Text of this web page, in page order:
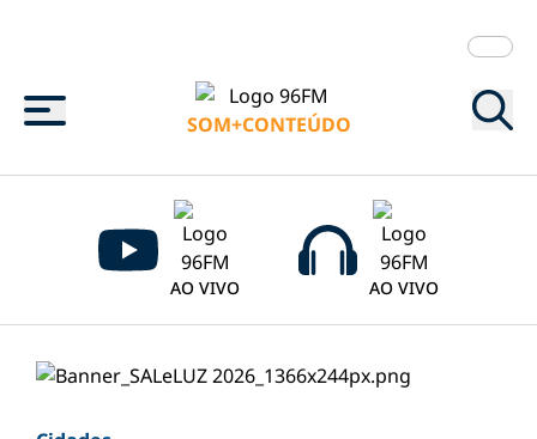
Menu
SOM+CONTEÚDO
AO VIVO AO VIVO